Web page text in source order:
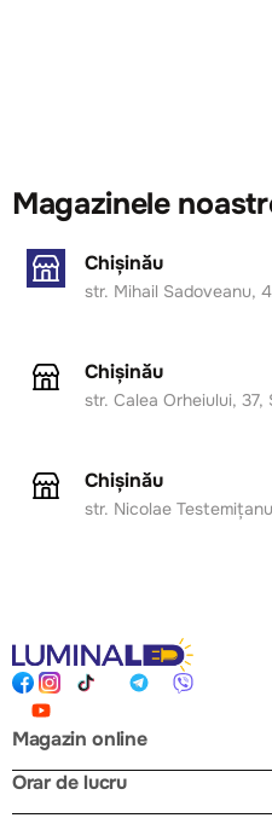
Magazinele
Chișinău
str. Mihail Sadoveanu,
Chișinău
str. Calea Orheiului, 37,
Chișinău
str. Nicolae
Magazin online
Orar de lucru